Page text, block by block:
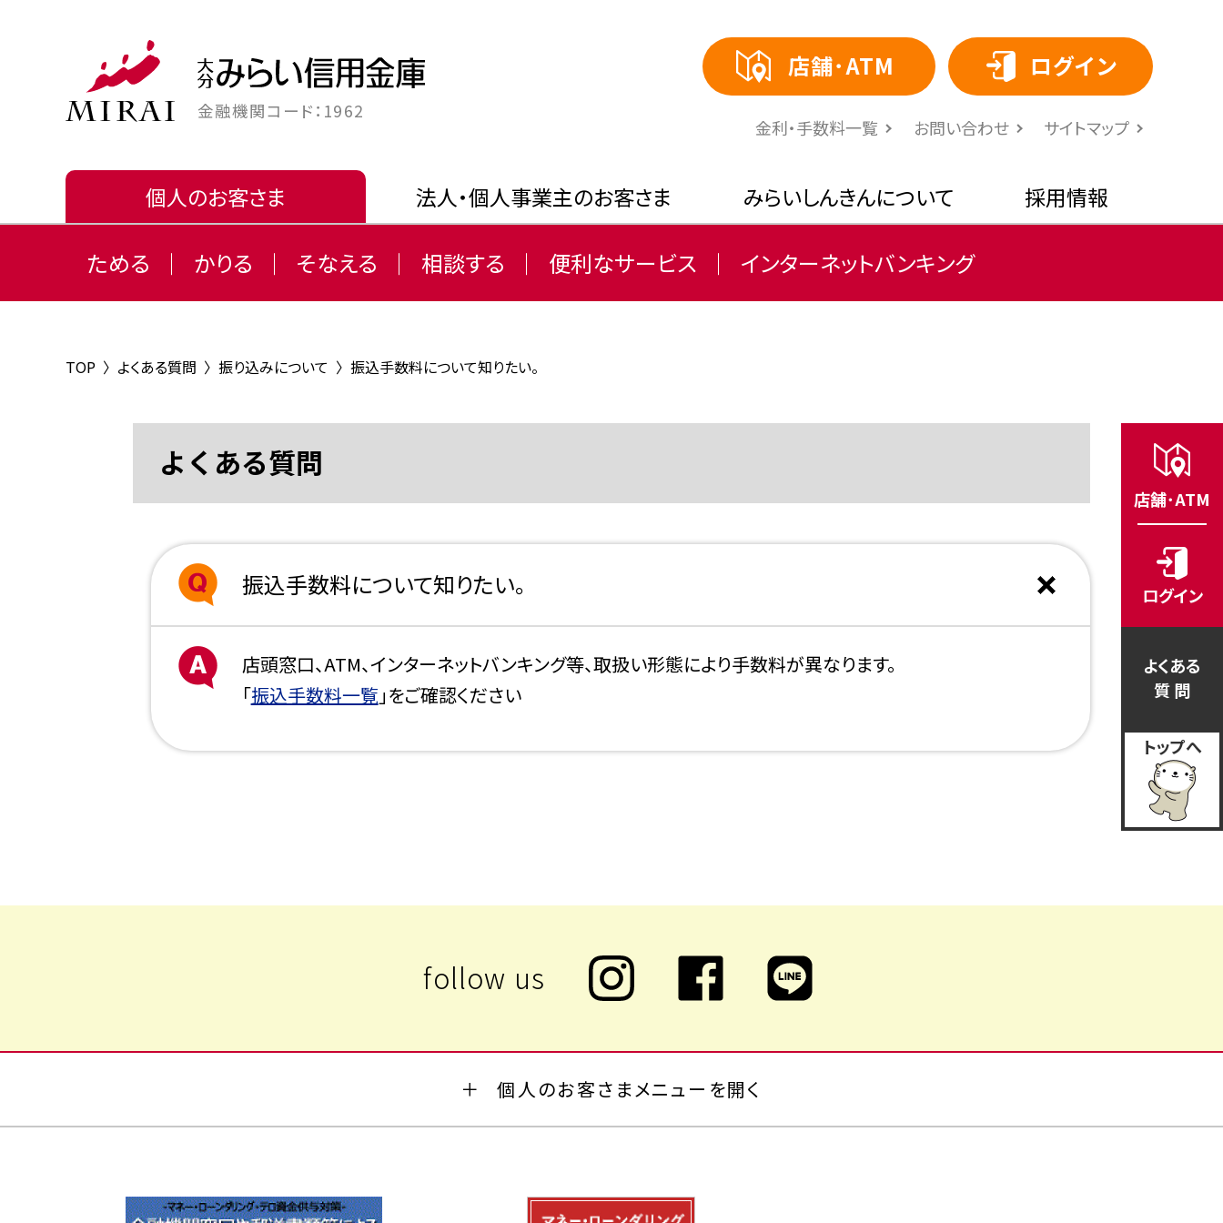
金融機関コード：1962
個人のお客さま
ためる かりる そなえる 相談する 便利なサービス インターネットバンキング
法人・個人事業主のお客さま みらいしんきんについて 採用情報
店舗･ATM ログイン
⾦利・⼿数料⼀覧 お問い合わせ サイトマップ
TOP 〉 よくある質問 〉 振り込みについて 〉 振込手数料について知りたい。
よくある質問
振込手数料について知りたい。
店頭窓口、ATM、インターネットバンキング等、取扱い形態により手数料が異なります。
「振込手数料一覧 」をご確認ください
店舗･ATM
ログイン
よくある
質 問
トップへ
個人のお客さまメニューを開く